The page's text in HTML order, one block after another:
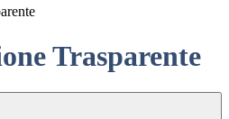
Trasparente